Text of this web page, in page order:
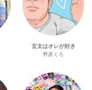
玄太はオレが好き
野原くろ